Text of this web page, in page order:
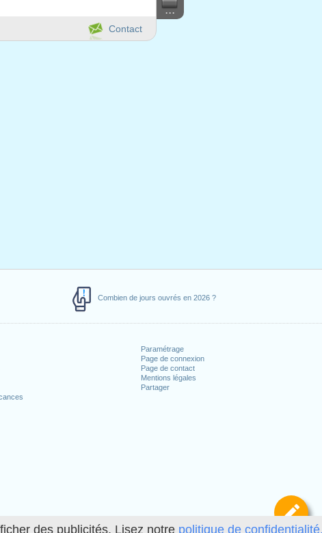
des publicités. Lisez notre politique de
Combien de jours ouvrés en 2026 ?
Paramétrage
Page de connexion
Page de contact
Mentions légales
Partager
...
Contact